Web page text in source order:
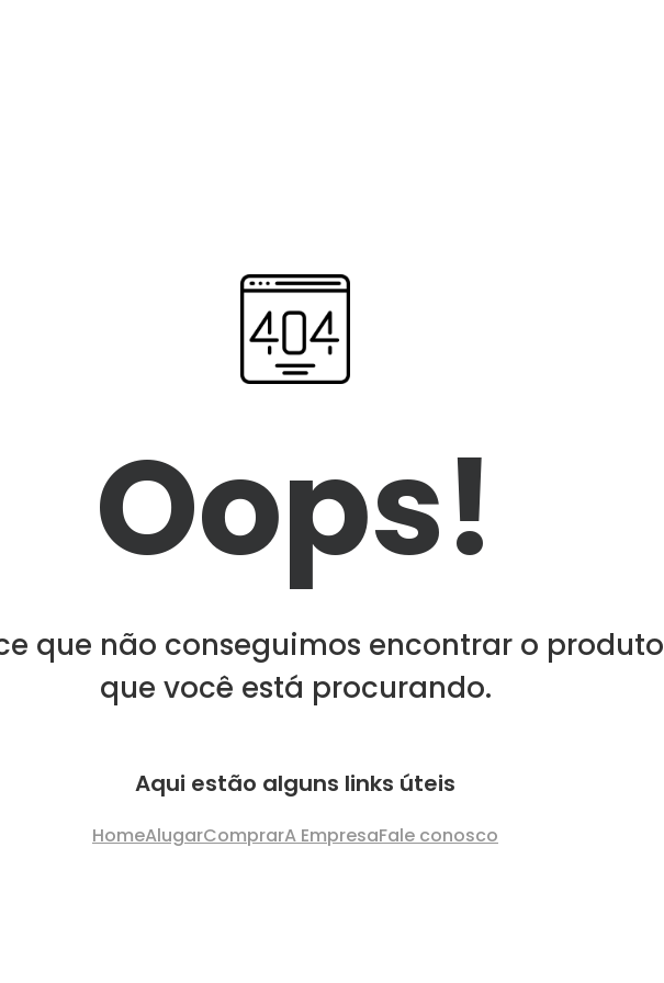
Oops!
que não conseguimos encontrar o produto
que você está procurando.
Aqui estão alguns links úteis
HomeAlugarComprarA EmpresaFale conosco